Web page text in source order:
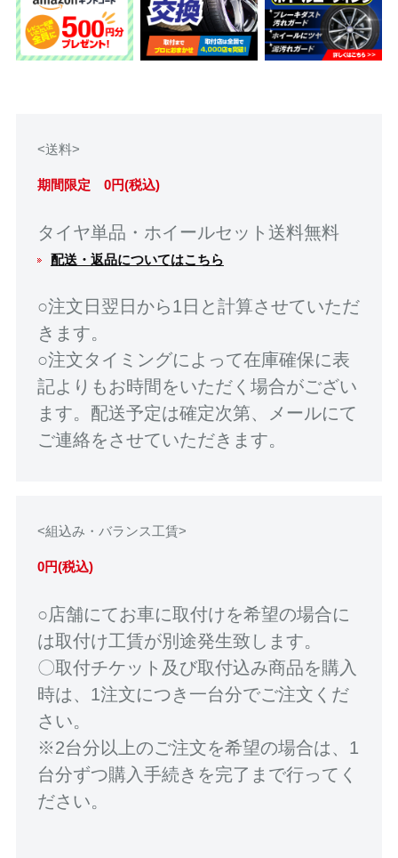
<送料>
期間限定 0円(税込)
タイヤ単品・ホイールセット送料無料
配送・返品についてはこちら
○注文日翌日から1日と計算させていただ
きます。
○注文タイミングによって在庫確保に表
記よりもお時間をいただく場合がござい
ます。配送予定は確定次第、メールにて
ご連絡をさせていただきます。
<組込み・バランス工賃>
0円(税込)
○店舗にてお車に取付けを希望の場合に
は取付け工賃が別途発生致します。
〇取付チケット及び取付込み商品を購入
時は、1注文につき一台分でご注文くだ
さい。
※2台分以上のご注文を希望の場合は、1
台分ずつ購入手続きを完了まで行ってく
ださい。